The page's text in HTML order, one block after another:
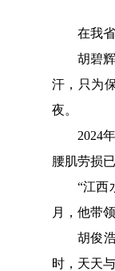
在我省
胡碧
汗，只为
夜。
2024
腰肌劳损
“江西
月，他带领
胡俊
时， 天天